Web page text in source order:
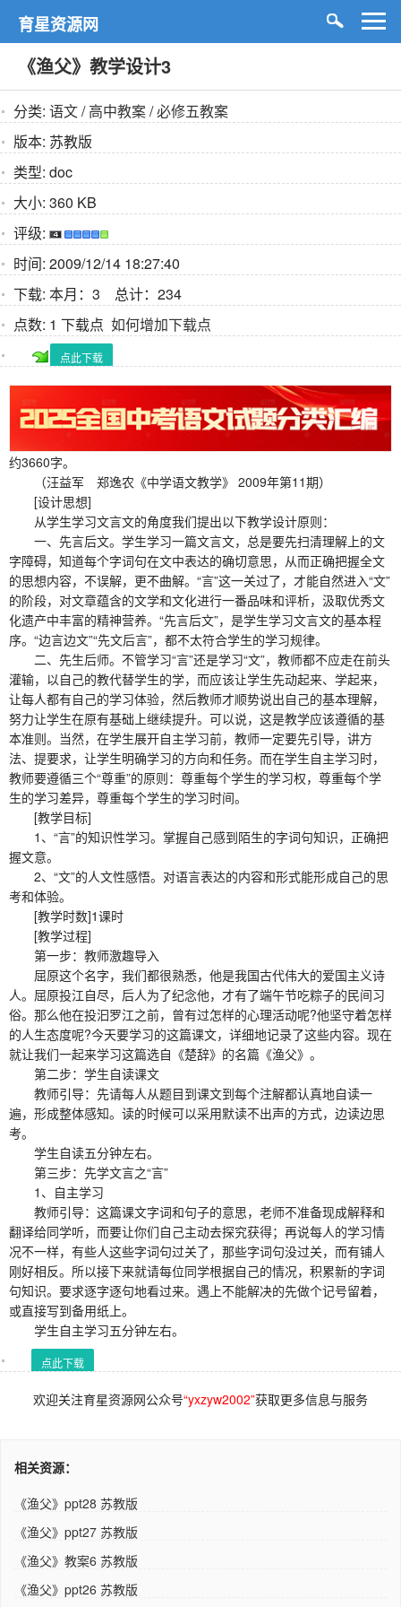
育星资源网
《渔父》教学设计3
分类: 语文/高中教案/必修五教案
版本: 苏教版
类型: doc
大小: 360 KB
评级:
时间: 2009/12/14 18:27:40
下载: 本月：3 总计：234
点数: 1 下载点 如何增加下载点
点此下载
约3660字。
（汪益军 郑逸农《中学语文教学》 2009年第11期）
[设计思想]
从学生学习文言文的角度我们提出以下教学设计原则：
一、先言后文。学生学习一篇文言文，总是要先扫清理解上的文
字障碍，知道每个字词句在文中表达的确切意思，从而正确把握全文
的思想内容，不误解，更不曲解。“言”这一关过了，才能自然进入“文”
的阶段，对文章蕴含的文学和文化进行一番品味和评析，汲取优秀文
化遗产中丰富的精神营养。“先言后文”，是学生学习文言文的基本程
序。“边言边文”“先文后言”，都不太符合学生的学习规律。
二、先生后师。不管学习“言”还是学习“文”，教师都不应走在前头
灌输，以自己的教代替学生的学，而应该让学生先动起来、学起来，
让每人都有自己的学习体验，然后教师才顺势说出自己的基本理解，
努力让学生在原有基础上继续提升。可以说，这是教学应该遵循的基
本准则。当然，在学生展开自主学习前，教师一定要先引导，讲方
法、提要求，让学生明确学习的方向和任务。而在学生自主学习时，
教师要遵循三个“尊重”的原则：尊重每个学生的学习权，尊重每个学
生的学习差异，尊重每个学生的学习时间。
[教学目标]
1、“言”的知识性学习。掌握自己感到陌生的字词句知识，正确把
握文意。
2、“文”的人文性感悟。对语言表达的内容和形式能形成自己的思
考和体验。
[教学时数]1课时
[教学过程]
第一步：教师激趣导入
屈原这个名字，我们都很熟悉，他是我国古代伟大的爱国主义诗
人。屈原投江自尽，后人为了纪念他，才有了端午节吃粽子的民间习
俗。那么他在投汩罗江之前，曾有过怎样的心理活动呢?他坚守着怎样
的人生态度呢?今天要学习的这篇课文，详细地记录了这些内容。现在
就让我们一起来学习这篇选自《楚辞》的名篇《渔父》。
第二步：学生自读课文
教师引导：先请每人从题目到课文到每个注解都认真地自读一
遍，形成整体感知。读的时候可以采用默读不出声的方式，边读边思
考。
学生自读五分钟左右。
第三步：先学文言之“言”
1、自主学习
教师引导：这篇课文字词和句子的意思，老师不准备现成解释和
翻译给同学听，而要让你们自己主动去探究获得；再说每人的学习情
况不一样，有些人这些字词句过关了，那些字词句没过关，而有铺人
刚好相反。所以接下来就请每位同学根据自己的情况，积累新的字词
句知识。要求逐字逐句地看过来。遇上不能解决的先做个记号留着，
或直接写到备用纸上。
学生自主学习五分钟左右。
点此下载
欢迎关注育星资源网公众号“yxzyw2002”获取更多信息与服务
相关资源：
《渔父》ppt28 苏教版
《渔父》ppt27 苏教版
《渔父》教案6 苏教版
《渔父》ppt26 苏教版